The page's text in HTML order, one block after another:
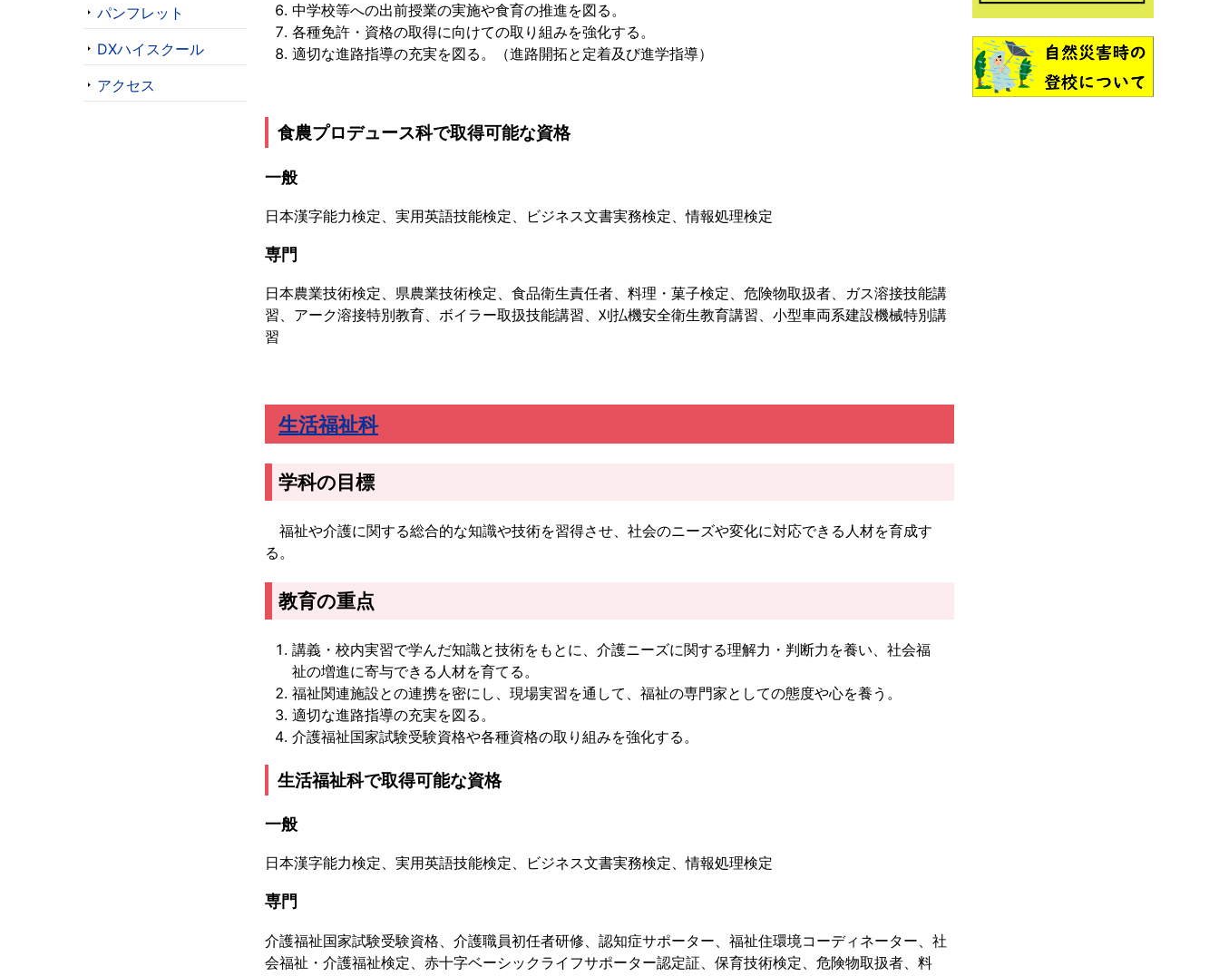
中学校等への出前授業の実施や食育の推進を図る。
各種免許・資格の取得に向けての取り組みを強化する。
適切な進路指導の充実を図る。（進路開拓と定着及び進学指導）
食農プロデュース科で取得可能な資格
一般
日本漢字能力検定、実用英語技能検定、ビジネス文書実務検定、情報処理検定
専門
日本農業技術検定、県農業技術検定、食品衛生責任者、料理・菓子検定、危険物取扱者、ガス溶接技能講
習、アーク溶接特別教育、ボイラー取扱技能講習、刈払機安全衛生教育講習、小型車両系建設機械特別講
習
生活福祉科
学科の目標
福祉や介護に関する総合的な知識や技術を習得させ、社会のニーズや変化に対応できる人材を育成す
る。
教育の重点
講義・校内実習で学んだ知識と技術をもとに、介護ニーズに関する理解力・判断力を養い、社会福
祉の増進に寄与できる人材を育てる。
福祉関連施設との連携を密にし、現場実習を通して、福祉の専門家としての態度や心を養う。
適切な進路指導の充実を図る。
介護福祉国家試験受験資格や各種資格の取り組みを強化する。
生活福祉科で取得可能な資格
一般
日本漢字能力検定、実用英語技能検定、ビジネス文書実務検定、情報処理検定
専門
介護福祉国家試験受験資格、介護職員初任者研修、認知症サポーター、福祉住環境コーディネーター、社
会福祉・介護福祉検定、赤十字ベーシックライフサポーター認定証、保育技術検定、危険物取扱者、料
パンフレット
DXハイスクール
アクセス